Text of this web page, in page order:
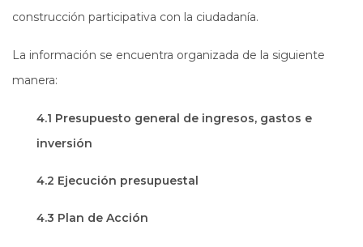
construcción participativa con la ciudadanía.
La información se encuentra organizada de la siguiente
manera:
4.1 Presupuesto general de ingresos, gastos e
inversión
4.2 Ejecución presupuestal
4.3 Plan de Acción